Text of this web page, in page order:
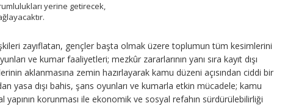
yerine getirecek,
zayıflatan, gençler başta olmak üzere toplumun tüm kesimlerini
ve kumar faaliyetleri; mezkûr zararlarının yanı sıra kayıt dışı
aklanmasına zemin hazırlayarak kamu düzeni açısından ciddi bir
yasa dışı bahis, şans oyunları ve kumarla etkin mücadele; kamu
yapının korunması ile ekonomik ve sosyal refahın sürdürülebilirliği